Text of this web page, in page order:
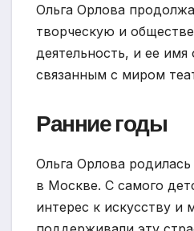
Ольга Орлова
творческую и
деятельность, и ее имя
связанным с миром
Ранние годы
Ольга Орлова
в Москве. С самого
интерес к искусству и